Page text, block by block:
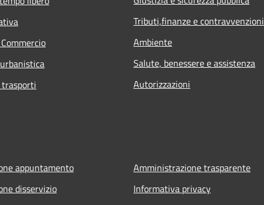
Tributi,finanze e contravvenzioni
Ambiente
Salute, benessere e assistenza
Autorizzazioni
appuntamento
disservizio
Amministrazione trasparente
Informativa privacy